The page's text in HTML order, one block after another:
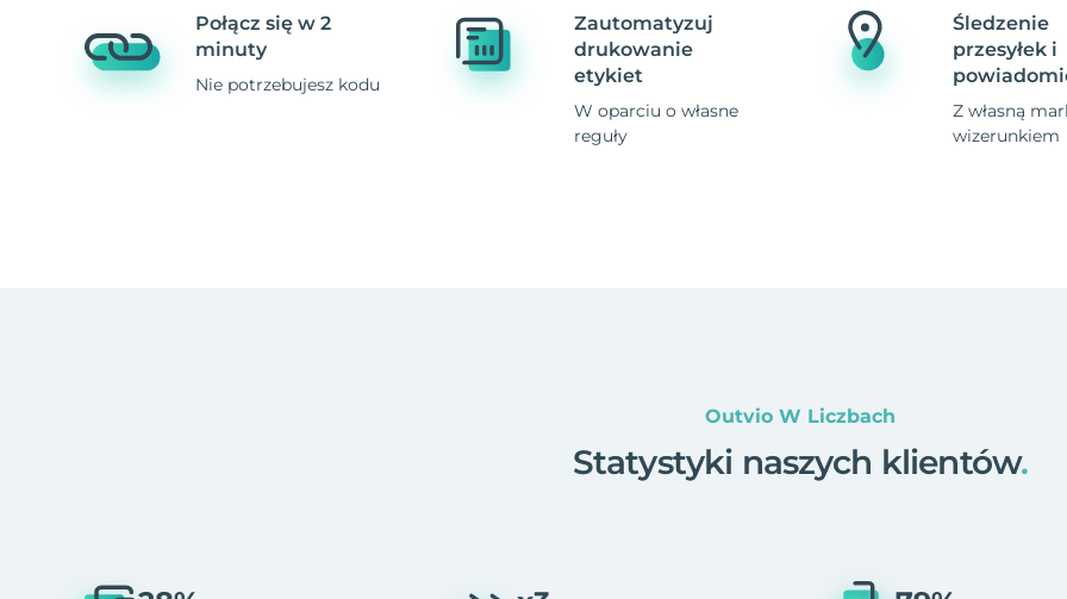
Połącz się w 2
minuty
Nie potrzebujesz kodu
Zautomatyzuj
drukowanie
etykiet
W oparciu o własne
reguły
Śledzenie
przesyłek i
Z własną
wizerunkiem
Outvio W Liczbach
Statystyki naszych klientów.